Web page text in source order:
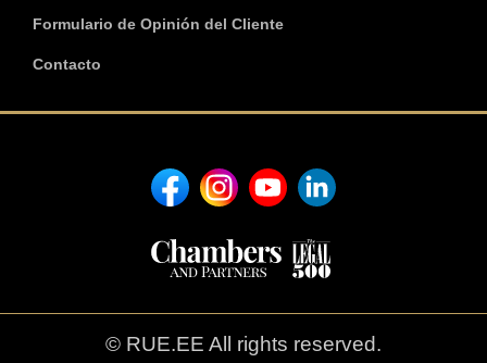
Formulario de Opinión del Cliente
Contacto
© RUE.EE All rights reserved.